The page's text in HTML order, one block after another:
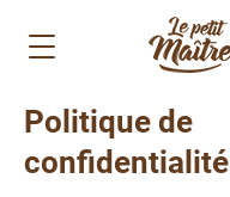
Politique de
confidentialité